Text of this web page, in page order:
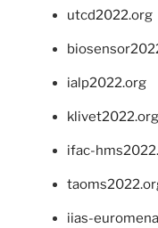
utcd2022.org
ialp2022.org
klivet2022.org
ifac-
iias-